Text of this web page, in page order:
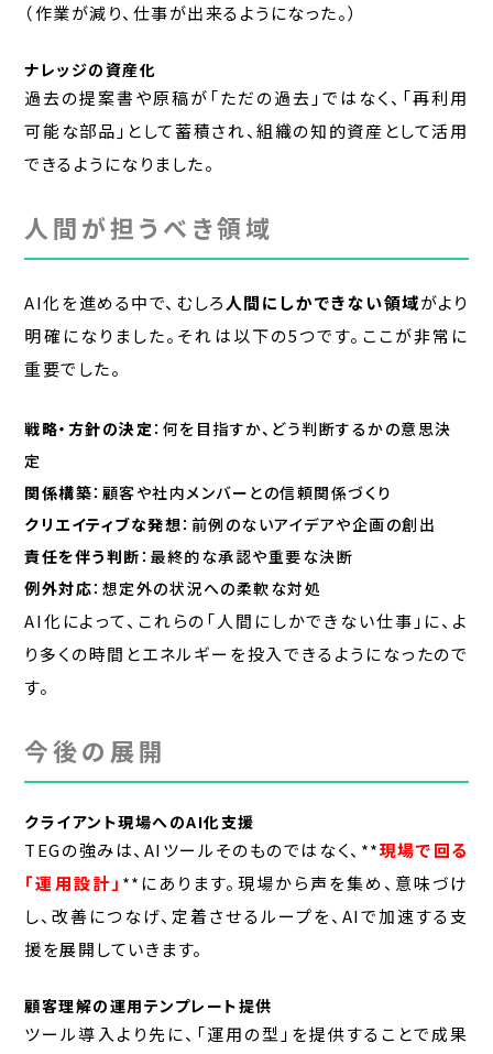
（作業が減り、仕事が出来るようになった。）
ナレッジの資産化
過去の提案書や原稿が「ただの過去」ではなく、「再利用
可能な部品」として蓄積され、組織の知的資産として活用
できるようになりました。
人間が担うべき領域
AI化を進める中で、むしろ人間にしかできない領域がより
明確になりました。それは以下の5つです。ここが非常に
重要でした。
戦略・方針の決定：何を目指すか、どう判断するかの意思決
定
関係構築：顧客や社内メンバーとの信頼関係づくり
クリエイティブな発想：前例のないアイデアや企画の創出
責任を伴う判断 ：最終的な承認や重要な決断
例外対応：想定外の状況への柔軟な対処
AI化によって、これらの「人間にしかできない仕事」に、よ
り多くの時間とエネルギーを投入できるようになったので
す。
今後の展開
クライアント現場へのAI化支援
TEGの強みは、AIツールそのものではなく、**現場で回る
「運用設計」 **にあります。現場から声を集め、意味づけ
し、改善につなげ、定着させるループを、AIで加速する支
援を展開していきます。
顧客理解の運用テンプレート提供
ツール導入より先に、「運用の型」を提供することで成果